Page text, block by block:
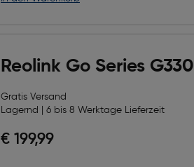
Reolink Go Series G330
Gratis Versand
Lagernd | 6 bis 8 Werktage Lieferzeit
€ 199,99